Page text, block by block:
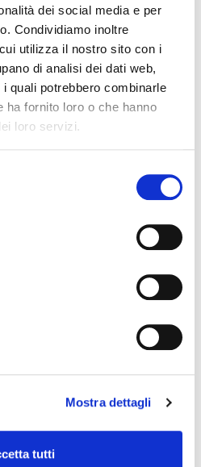
dei social media e per
Condividiamo inoltre
utilizza il nostro sito con i
di analisi dei dati web,
quali potrebbero combinarle
ha fornito loro o che hanno
loro servizi.
Mostra dettagli
tutti
sistema di controllo e
2021; le tempistiche per
purtroppo protratte per
dei prezzi e
e di materie
DELL'OGGETTO
è attualmente non agibile
accedervi in occasione di
lavori lo renderà possibile,
gli orari di apertura al
ospita gli Uffici
sito comunale.